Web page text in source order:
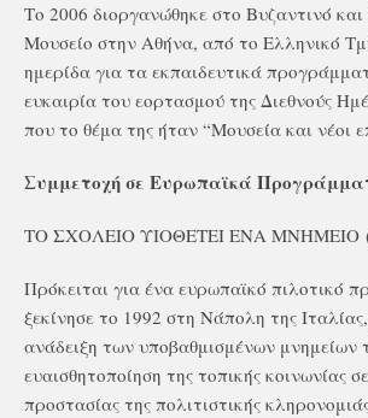
Το 2006 διοργανώθηκε στο Βυζαντινό και
Μουσείο στην Αθήνα, από το Ελληνικό
ημερίδα για τα εκπαιδευτικά
ευκαιρία του εορτασμού της Διεθνούς
που το θέμα της ήταν “Μουσεία και νέοι
Συμμετοχή σε Ευρωπαϊκά
ΤΟ ΣΧΟΛΕΙΟ ΥΙΟΘΕΤΕΙ ΕΝΑ ΜΝΗΜΕΙΟ
Πρόκειται για ένα ευρωπαϊκό πιλοτικό
ξεκίνησε το 1992 στη Νάπολη της
ανάδειξη των υποβαθμισμένων μνημείων
ευαισθητοποίηση της τοπικής κοινωνίας
προστασίας της πολιτιστικής